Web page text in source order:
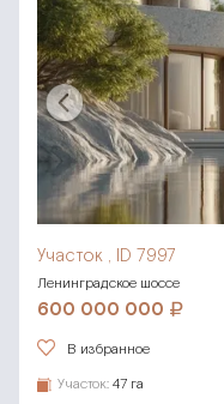
Участок , ID 7997
Ленинградское шоссе
600 000 000
В избранное
Участок: 47 га